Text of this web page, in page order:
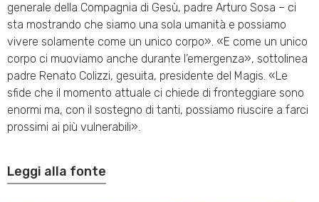
generale della Compagnia di Gesù, padre Arturo Sosa – ci
sta mostrando che siamo una sola umanità e possiamo
vivere solamente come un unico corpo». «E come un unico
corpo ci muoviamo anche durante l’emergenza», sottolinea
padre Renato Colizzi, gesuita, presidente del Magis. «Le
sfide che il momento attuale ci chiede di fronteggiare sono
enormi ma, con il sostegno di tanti, possiamo riuscire a farci
prossimi ai più vulnerabili».
Leggi alla fonte